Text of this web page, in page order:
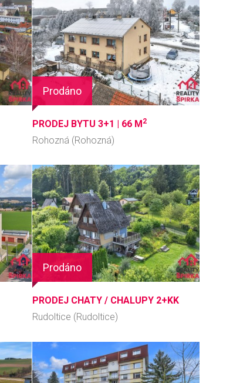
Prodáno
PRODEJ BYTU 3+1 | 66 M2
Rohozná (Rohozná)
Prodáno
PRODEJ CHATY / CHALUPY 2+KK
Rudoltice (Rudoltice)